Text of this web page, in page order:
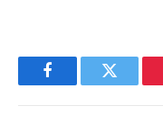
FacebookTwitter